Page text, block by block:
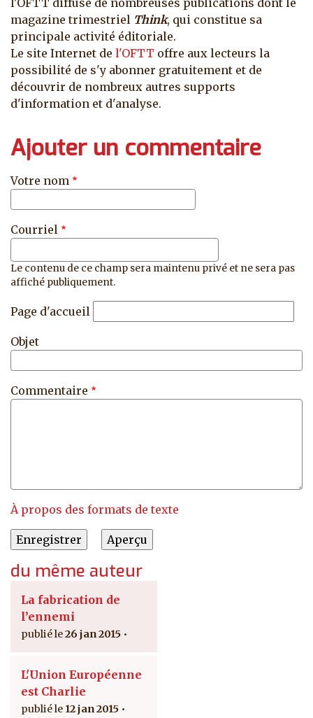
l'OFTT diffuse de nombreuses publications dont le
magazine trimestriel Think, qui constitue sa
principale activité éditoriale.
Le site Internet de l'OFTT offre aux lecteurs la
possibilité de s'y abonner gratuitement et de
découvrir de nombreux autres supports
d'information et d'analyse.
Ajouter un commentaire
Votre nom
Courriel
Le contenu de ce champ sera maintenu privé et ne sera pas
affiché publiquement.
Page d'accueil
Objet
Commentaire
À propos des formats de texte
du même auteur
La fabrication de
l’ennemi
26 jan 2015
L'Union Européenne
est Charlie
12 jan 2015